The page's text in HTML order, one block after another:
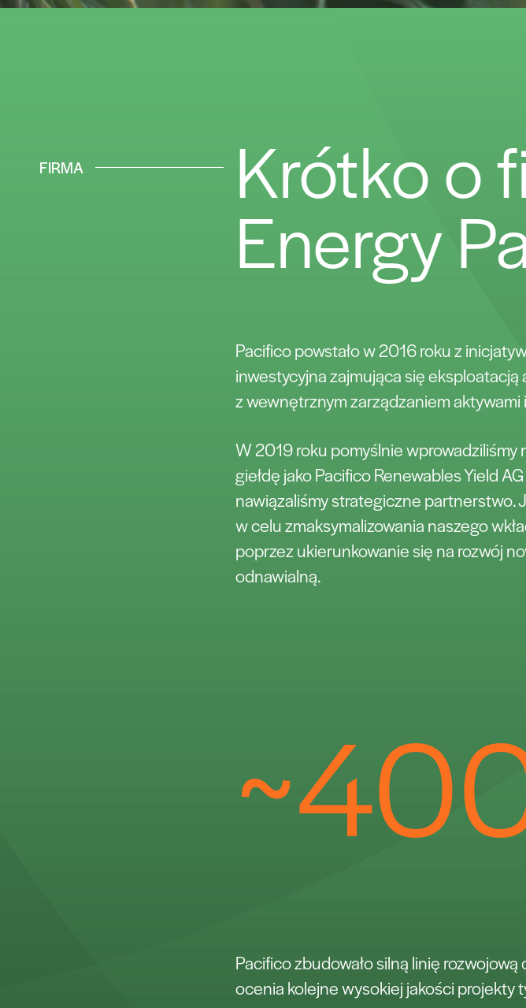
FIRMA Krótko o
Energy
Pacifico powstało w 2016 roku z
inwestycyjna zajmująca się
z wewnętrznym zarządzaniem aktywami
W 2019 roku pomyślnie wprowadziliśmy
giełdę jako Pacifico Renewables Yield
nawiązaliśmy strategiczne partnerstwo.
w celu zmaksymalizowania naszego
poprzez ukierunkowanie się na rozwój
odnawialną.
~
Pacifico zbudowało silną linię rozwojową
ocenia kolejne wysokiej jakości projekty